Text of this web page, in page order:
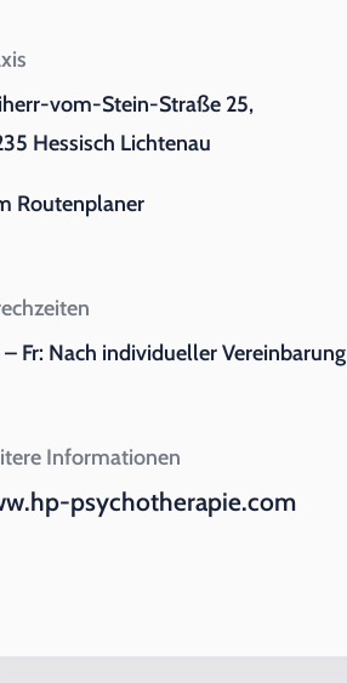
vom-Stein-Straße 25,
Hessisch Lichtenau
Routenplaner
Fr: Nach individueller Vereinbarung
Informationen
psychotherapie.com